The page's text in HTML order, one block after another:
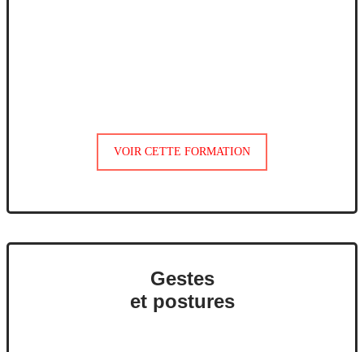
VOIR CETTE FORMATION
Gestes
et postures